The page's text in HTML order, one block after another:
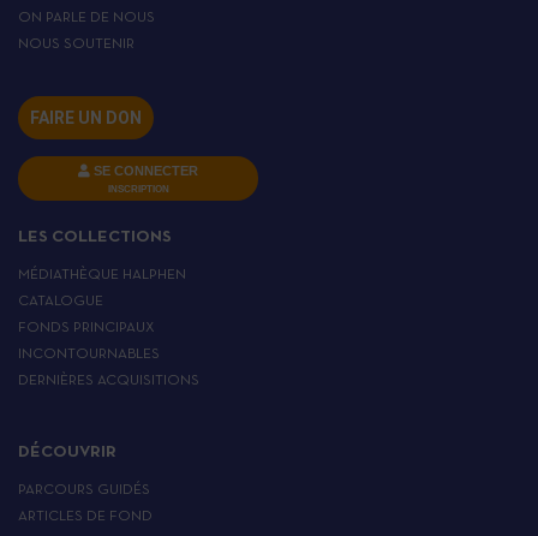
ON PARLE DE NOUS
NOUS SOUTENIR
FAIRE UN DON
SE CONNECTER
INSCRIPTION
LES COLLECTIONS
MÉDIATHÈQUE HALPHEN
CATALOGUE
FONDS PRINCIPAUX
INCONTOURNABLES
DERNIÈRES ACQUISITIONS
DÉCOUVRIR
PARCOURS GUIDÉS
ARTICLES DE FOND